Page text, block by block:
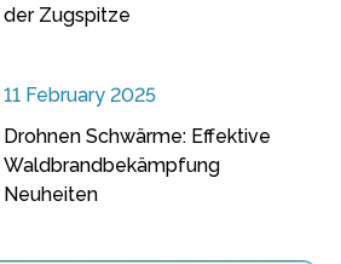
der Zugspitze
11 February 2025
Drohnen Schwärme: Effektive
Waldbrandbekämpfung
Neuheiten